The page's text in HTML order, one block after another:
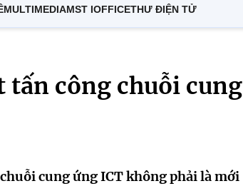
MULTIMEDIAMST IOFFICETHƯ ĐIỆN TỬ
tấn công chuỗi cung
cung ứng ICT không phải là mới